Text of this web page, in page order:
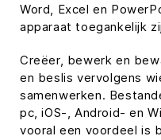
Word, Excel en
apparaat toegankelijk
Creëer, bewerk en
en beslis vervolgens
samenwerken.
pc, iOS-, Android- en
vooral een voordeel is